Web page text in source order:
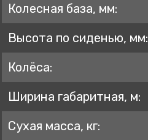
Колесная база, мм:
Высота по сиденью, мм:
Колёса:
Ширина габаритная, м:
Сухая масса, кг: